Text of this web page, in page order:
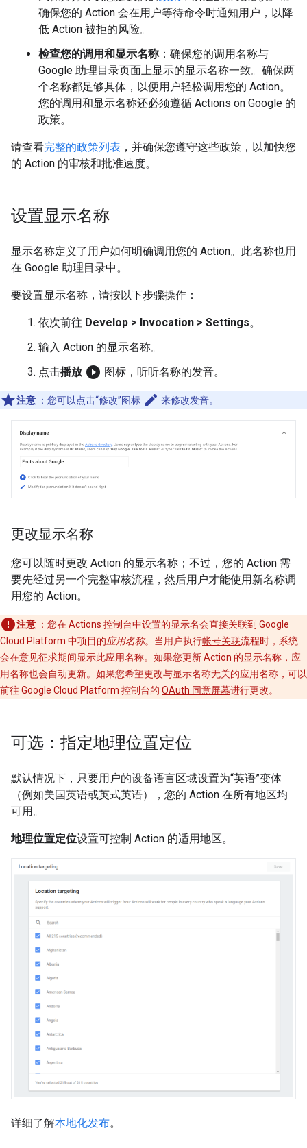
确保您的 Action 会在用户等待命令时通知用户，以降
低 Action 被拒的风险。
检查您的调用和显示名称：确保您的调用名称与
Google 助理目录页面上显示的显示名称一致。确保两
个名称都足够具体，以便用户轻松调用您的 Action。
您的调用和显示名称还必须遵循 Actions on Google 的
政策。
请查看完整的政策列表 ，并确保您遵守这些政策，以加快您
的 Action 的审核和批准速度。
设置显示名称
显示名称定义了用户如何明确调用您的 Action。此名称也用
在 Google 助理目录中。
要设置显示名称，请按以下步骤操作：
依次前往 Develop > Invocation > Settings。
输入 Action 的显示名称。
点击播放 play_circle_filled 图标，听听名称的发音。
注意 ：您可以点击“修改”图标 edit 来修改发音。
更改显示名称
您可以随时更改 Action 的显示名称；不过，您的 Action 需
要先经过另一个完整审核流程，然后用户才能使用新名称调
用您的 Action。
注意 ：您在 Actions 控制台中设置的显示名会直接关联到 Google
Cloud Platform 中项目的应用名称。当用户执行帐号关联流程时，系统
会在意见征求期间显示此应用名称。如果您更新 Action 的显示名称，应
用名称也会自动更新。如果您希望更改与显示名称无关的应用名称，可以
前往 Google Cloud Platform 控制台的 OAuth 同意屏幕进行更改。
可选：指定地理位置定位
默认情况下，只要用户的设备语言区域设置为“英语”变体
（例如美国英语或英式英语），您的 Action 在所有地区均
可用。
地理位置定位设置可控制 Action 的适用地区。
详细了解本地化发布。